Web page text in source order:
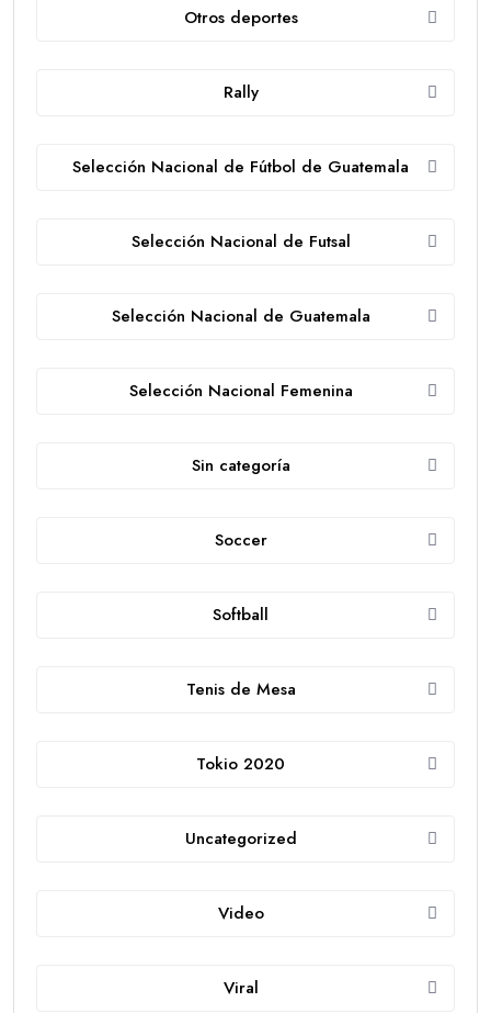
Otros deportes
Rally
Selección Nacional de Fútbol de Guatemala
Selección Nacional de Futsal
Selección Nacional de Guatemala
Selección Nacional Femenina
Sin categoría
Soccer
Softball
Tenis de Mesa
Tokio 2020
Uncategorized
Video
Viral